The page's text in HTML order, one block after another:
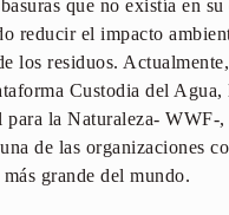
que no existía en
reducir el impacto
los residuos.
Custodia del Agua,
la Naturaleza- WWF-,
de las organizaciones
grande del mundo.